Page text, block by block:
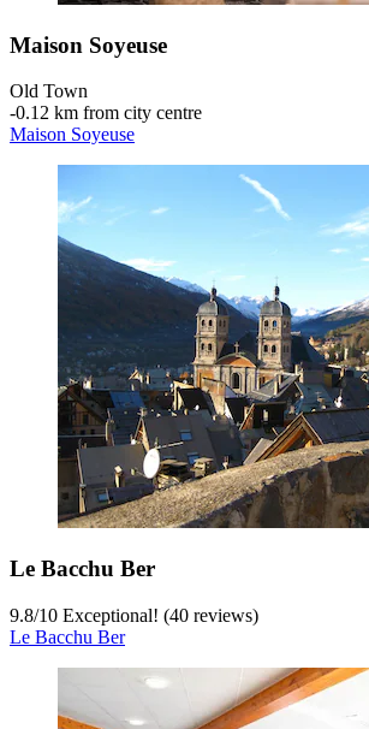
Maison Soyeuse
Old Town
‐0.12 km from city centre
Maison Soyeuse
Le Bacchu Ber
9.8/10 Exceptional! (40 reviews)
Le Bacchu Ber